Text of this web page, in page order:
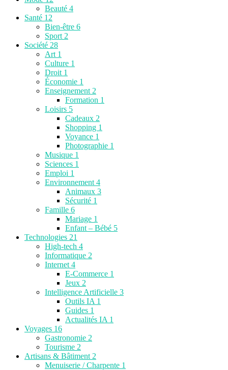
Beauté 4
Santé 12
Bien-être 6
Sport 2
Société 28
Art 1
Culture 1
Droit 1
Économie 1
Enseignement 2
Formation 1
Loisirs 5
Cadeaux 2
Shopping 1
Voyance 1
Photographie 1
Musique 1
Sciences 1
Emploi 1
Environnement 4
Animaux 3
Sécurité 1
Famille 6
Mariage 1
Enfant – Bébé 5
Technologies 21
High-tech 4
Informatique 2
Internet 4
E-Commerce 1
Jeux 2
Intelligence Artificielle 3
Outils IA 1
Guides 1
Actualités IA 1
Voyages 16
Gastronomie 2
Tourisme 2
Artisans & Bâtiment 2
Menuiserie / Charpente 1